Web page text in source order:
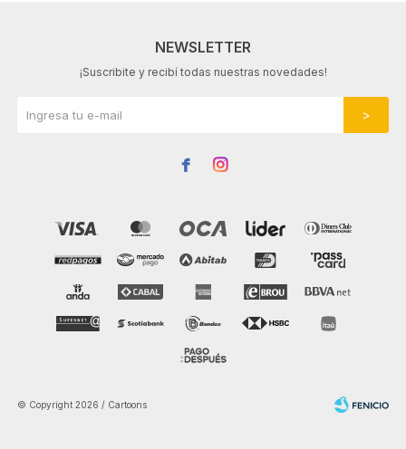
NEWSLETTER
¡Suscribite y recibí todas nuestras novedades!
 
© Copyright 2026 / Cartoons